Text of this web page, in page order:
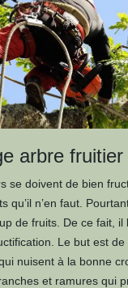
arbre
se doivent de bien
qu’il n’en faut.
de fruits. De ce fait, il
Le but est
nuisent à la bonne
et ramures qui